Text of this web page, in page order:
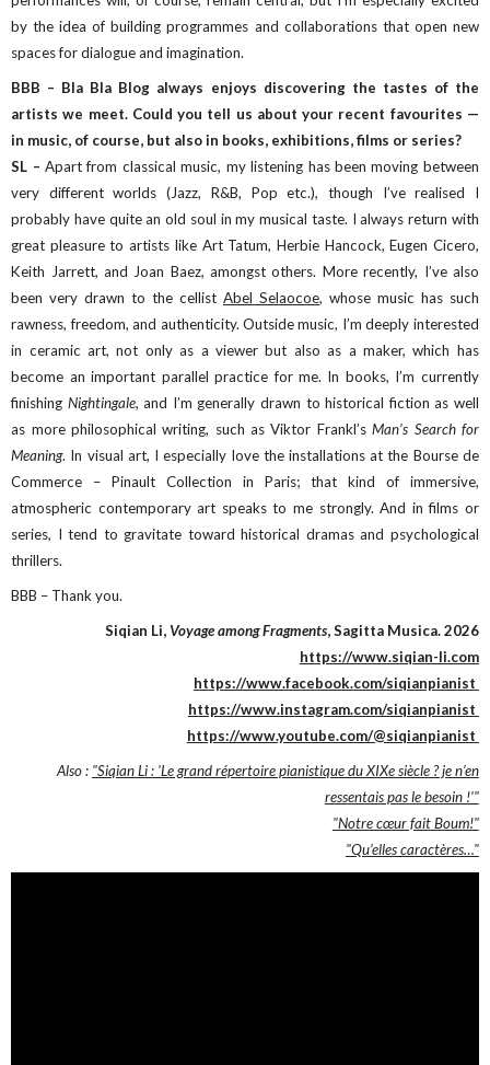
by the idea of building programmes and collaborations that open new
spaces for dialogue and imagination.
BBB – Bla Bla Blog always enjoys discovering the tastes of the
artists we meet. Could you tell us about your recent favourites —
in music, of course, but also in books, exhibitions, films or series?
SL – Apart from classical music, my listening has been moving between
very different worlds (Jazz, R&B, Pop etc.), though I’ve realised I
probably have quite an old soul in my musical taste. I always return with
great pleasure to artists like Art Tatum, Herbie Hancock, Eugen Cicero,
Keith Jarrett, and Joan Baez, amongst others. More recently, I’ve also
been very drawn to the cellist Abel Selaocoe, whose music has such
rawness, freedom, and authenticity. Outside music, I’m deeply interested
in ceramic art, not only as a viewer but also as a maker, which has
become an important parallel practice for me. In books, I’m currently
finishing Nightingale, and I’m generally drawn to historical fiction as well
as more philosophical writing, such as Viktor Frankl’sMan’s Search for
Meaning. In visual art, I especially love the installations at the Bourse de
Commerce – Pinault Collection in Paris; that kind of immersive,
atmospheric contemporary art speaks to me strongly. And in films or
series, I tend to gravitate toward historical dramas and psychological
thrillers.
BBB – Thank you.
Siqian Li, Voyage among Fragments, Sagitta Musica. 2026
https://www.siqian-li.com
https://www.facebook.com/siqianpianist
https://www.instagram.com/siqianpianist
https://www.youtube.com/@siqianpianist
Also : "Siqian Li : 'Le grand répertoire pianistique du XIXe siècle ? je n’en
ressentais pas le besoin !'"
"Notre cœur fait Boum!"
"Qu’elles caractères…"